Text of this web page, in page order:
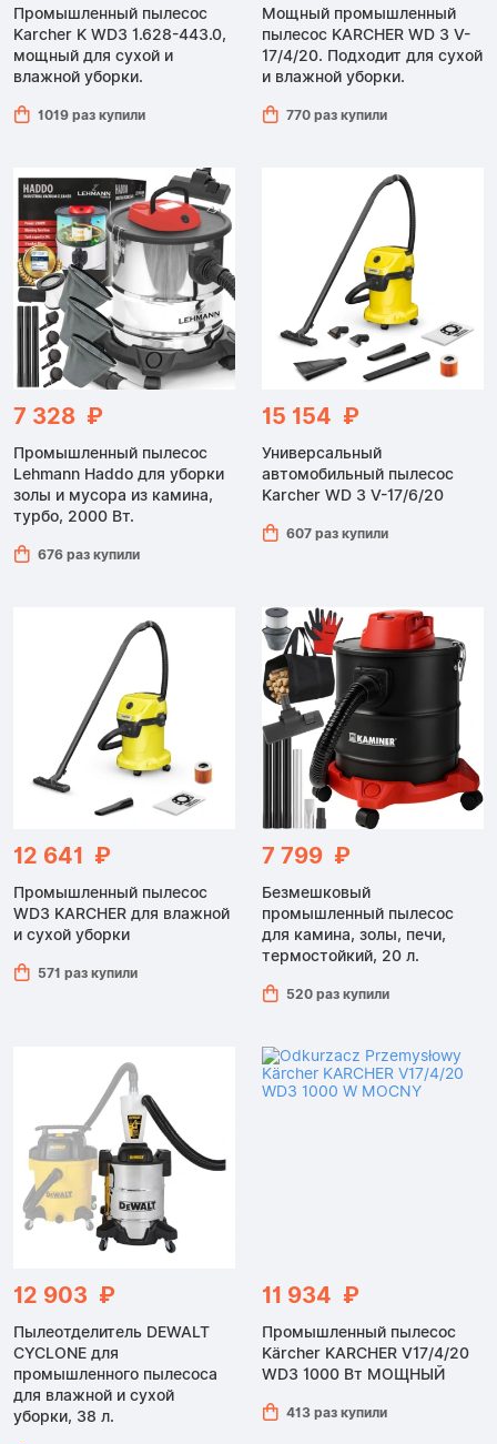
Промышленный пылесос
Karcher K WD3 1.628-443.0,
мощный для сухой и
влажной уборки.
1019 раз купили
Мощный промышленный
пылесос KARCHER WD 3 V-
17/4/20. Подходит для сухой
и влажной уборки.
770 раз купили
7 328 ₽
Промышленный пылесос
Lehmann Haddo для уборки
золы и мусора из камина,
турбо, 2000 Вт.
676 раз купили
15 154 ₽
Универсальный
автомобильный пылесос
Karcher WD 3 V-17/6/20
607 раз купили
12 641 ₽
Промышленный пылесос
WD3 KARCHER для влажной
и сухой уборки
571 раз купили
7 799 ₽
Безмешковый
промышленный пылесос
для камина, золы, печи,
термостойкий, 20 л.
520 раз купили
12 903 ₽
Пылеотделитель DEWALT
CYCLONE для
промышленного пылесоса
для влажной и сухой
уборки, 38 л.
11 934 ₽
Промышленный пылесос
Kärcher KARCHER V17/4/20
WD3 1000 Вт МОЩНЫЙ
413 раз купили